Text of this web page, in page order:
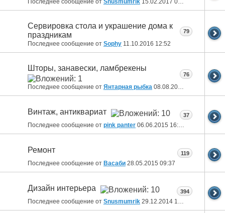
Последнее сообщение от Snusmumrik 15.02.2017 07:46
Сервировка стола и украшение дома к
праздникам
Последнее сообщение от Sophy 11.10.2016 12:52
79
Шторы, занавески, ламбрекены
Последнее сообщение от Янтарная рыбка 08.08.2016
76
Винтаж, антиквариат
Последнее сообщение от pink panter 06.06.2015 16:08
37
Ремонт
Последнее сообщение от Васаби 28.05.2015 09:37
119
Дизайн интерьера
Последнее сообщение от Snusmumrik 29.12.2014 10:36
394